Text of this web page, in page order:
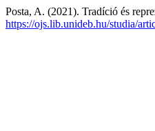
Posta, A. (2021). Tradíció és
https://ojs.lib.unideb.hu/studia/